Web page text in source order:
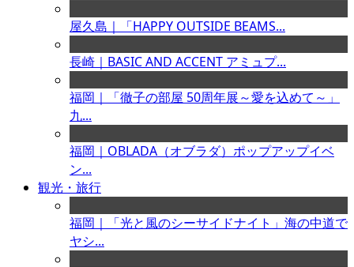
屋久島｜「HAPPY OUTSIDE BEAMS...
長崎｜BASIC AND ACCENT アミュプ...
福岡｜「徹子の部屋 50周年展～愛を込めて～」
九...
福岡｜OBLADA（オブラダ）ポップアップイベ
ン...
観光・旅行
福岡｜「光と風のシーサイドナイト」海の中道で
ヤシ...